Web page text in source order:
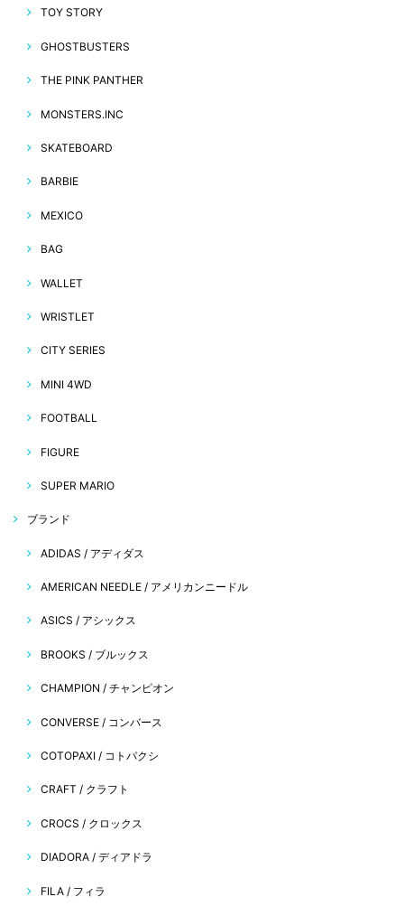
TOY STORY
GHOSTBUSTERS
THE PINK PANTHER
MONSTERS.INC
SKATEBOARD
BARBIE
MEXICO
BAG
WALLET
WRISTLET
CITY SERIES
MINI 4WD
FOOTBALL
FIGURE
SUPER MARIO
ブランド
ADIDAS / アディダス
AMERICAN NEEDLE / アメリカンニードル
ASICS / アシックス
BROOKS / ブルックス
CHAMPION / チャンピオン
CONVERSE / コンバース
COTOPAXI / コトパクシ
CRAFT / クラフト
CROCS / クロックス
DIADORA / ディアドラ
FILA / フィラ